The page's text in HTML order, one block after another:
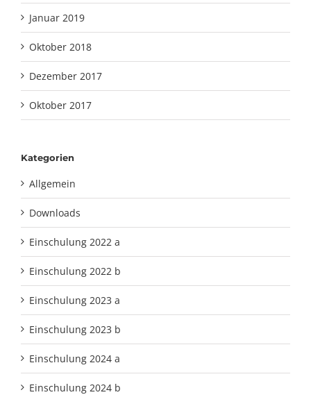
Januar 2019
Oktober 2018
Dezember 2017
Oktober 2017
Kategorien
Allgemein
Downloads
Einschulung 2022 a
Einschulung 2022 b
Einschulung 2023 a
Einschulung 2023 b
Einschulung 2024 a
Einschulung 2024 b